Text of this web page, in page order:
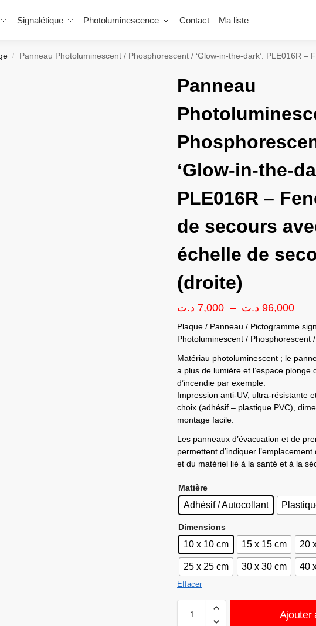
Signalétique Photoluminescence Contact Ma liste
/ Panneau Photoluminescent / Phosphorescent / ‘Glow-in-the-dark’. PLE016R – Fenêtre de secours
Panneau
‘Glow-in-the-
PLE016R –
de secours
échelle de
(droite)
7,000 د.ت – 96,000 د.ت
Plaque / Panneau / Pictogramme
Photoluminescent / Phosphorescent /
Matériau photoluminescent ; le
a plus de lumière et l’espace plonge
d’incendie par exemple.
Impression anti-UV, ultra-résistante
choix (adhésif – plastique PVC),
montage facile.
Les panneaux d’évacuation et de
permettent d’indiquer
et du matériel lié à la santé et à la
Matière
Adhésif / Autocollant
Dimensions
10 x 10 cm 15 x 15 cm 20
25 x 25 cm 30 x 30 cm 40
Effacer
Ajouter